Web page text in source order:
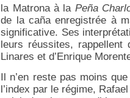
la Matrona à la Peña
de la caña enregistrée à
significative. Ses
leurs réussites, rappellent
Linares et d’Enrique
Il n’en reste pas moins
l’index par le régime,